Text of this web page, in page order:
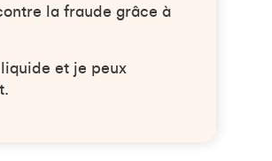
la fraude grâce à
et je peux